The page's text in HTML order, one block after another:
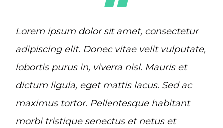
Lorem ipsum dolor sit amet, consectetur
adipiscing elit. Donec vitae velit vulputate,
lobortis purus in, viverra nisl. Mauris et
dictum ligula, eget mattis lacus. Sed ac
maximus tortor. Pellentesque habitant
morbi tristique senectus et netus et